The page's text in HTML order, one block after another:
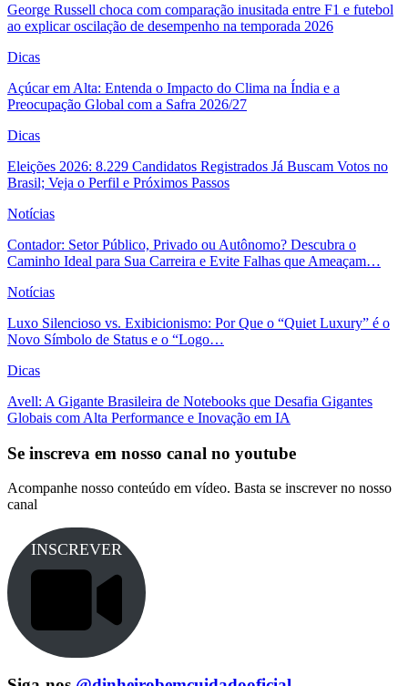
George Russell choca com comparação inusitada entre F1 e futebol
ao explicar oscilação de desempenho na temporada 2026
Dicas
Açúcar em Alta: Entenda o Impacto do Clima na Índia e a
Preocupação Global com a Safra 2026/27
Dicas
Eleições 2026: 8.229 Candidatos Registrados Já Buscam Votos no
Brasil; Veja o Perfil e Próximos Passos
Notícias
Contador: Setor Público, Privado ou Autônomo? Descubra o
Caminho Ideal para Sua Carreira e Evite Falhas que Ameaçam…
Notícias
Luxo Silencioso vs. Exibicionismo: Por Que o “Quiet Luxury” é o
Novo Símbolo de Status e o “Logo…
Dicas
Avell: A Gigante Brasileira de Notebooks que Desafia Gigantes
Globais com Alta Performance e Inovação em IA
Se inscreva em nosso canal no youtube
Acompanhe nosso conteúdo em vídeo. Basta se inscrever no nosso
canal
INSCREVER